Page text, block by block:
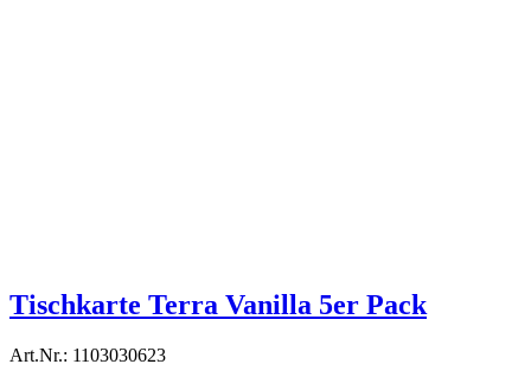
Tischkarte Terra Vanilla 5er Pack
Art.Nr.: 1103030623